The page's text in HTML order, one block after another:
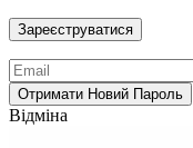
Відміна